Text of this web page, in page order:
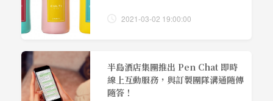
2021-03-02 19:00:00
半島酒店集團推出 Pen Chat 即時
線上互動服務，與訂製團隊溝通隨傳
隨答！